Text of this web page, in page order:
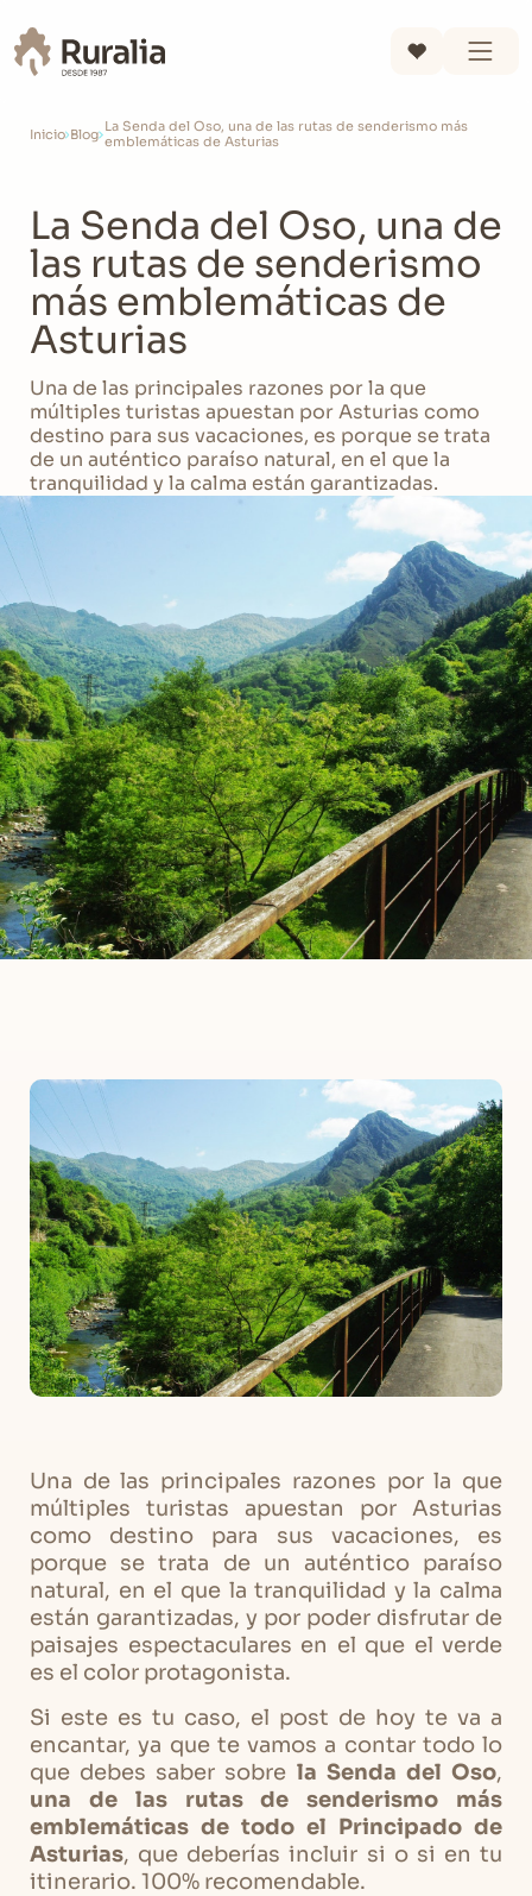
Inicio Blog La Senda del Oso, una de las rutas de senderismo más
emblemáticas de Asturias
La Senda del Oso, una de
las rutas de senderismo
más emblemáticas de
Asturias
Una de las principales razones por la que
múltiples turistas apuestan por Asturias como
destino para sus vacaciones, es porque se trata
de un auténtico paraíso natural, en el que la
tranquilidad y la calma están garantizadas.
Una de las principales razones por la que
múltiples turistas apuestan por Asturias
como destino para sus vacaciones, es
porque se trata de un auténtico paraíso
natural, en el que la tranquilidad y la calma
están garantizadas, y por poder disfrutar de
paisajes espectaculares en el que el verde
es el color protagonista.
Si este es tu caso, el post de hoy te va a
encantar, ya que te vamos a contar todo lo
que debes saber sobre la Senda del Oso,
una de las rutas de senderismo más
emblemáticas de todo el Principado de
Asturias, que deberías incluir si o si en tu
itinerario. 100% recomendable.